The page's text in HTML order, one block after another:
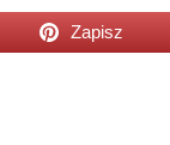
Zapisz